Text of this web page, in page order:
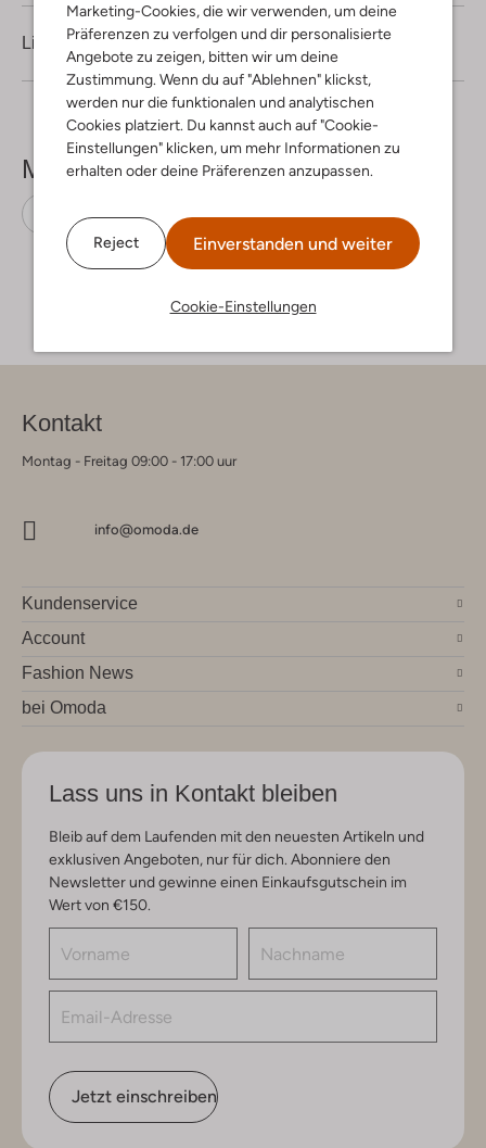
Marketing-Cookies, die wir verwenden, um deine
Präferenzen zu verfolgen und dir personalisierte
Angebote zu zeigen, bitten wir um deine
Zustimmung. Wenn du auf "Ablehnen" klickst,
werden nur die funktionalen und analytischen
Cookies platziert. Du kannst auch auf "Cookie-
Einstellungen" klicken, um mehr Informationen zu
erhalten oder deine Präferenzen anzupassen.
Reject Einverstanden und weiter
Cookie-Einstellungen
Lieferung & Rückgabe
Mehr sehen
Schnürboots Panama Jack Leder
Kontakt
Montag - Freitag 09:00 - 17:00 uur
info@omoda.de
Kundenservice
Account
Fashion News
bei Omoda
Lass uns in Kontakt bleiben
Bleib auf dem Laufenden mit den neuesten Artikeln und
exklusiven Angeboten, nur für dich. Abonniere den
Newsletter und gewinne einen Einkaufsgutschein im
Wert von €150.
Jetzt einschreiben